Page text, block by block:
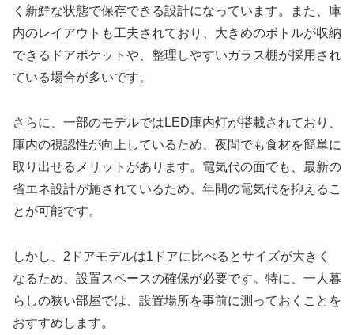
く新鮮な状態で保存できる設計になっています。また、庫
内のレイアウトも工夫されており、大きめのボトルが収納
できるドアポケットや、整理しやすいガラス棚が採用され
ている場合が多いです。
さらに、一部のモデルではLED庫内灯が搭載されており、
庫内の視認性が向上しているため、夜間でも食材を簡単に
取り出せるメリットがあります。電気代の面でも、最新の
省エネ設計が施されているため、年間の電気代を抑えるこ
とが可能です。
しかし、2ドアモデルは1ドアに比べるとサイズが大きく
なるため、設置スペースの確保が必要です。特に、一人暮
らしの狭い部屋では、設置場所を事前に測っておくことを
おすすめします。